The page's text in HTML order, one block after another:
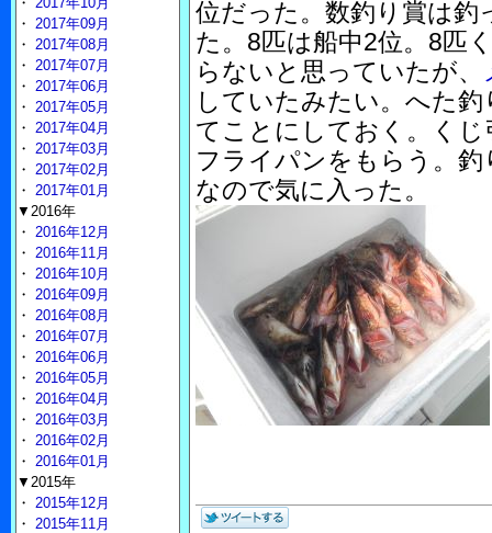
位だった。数釣り賞は釣
た。8匹は船中2位。8匹
らないと思っていたが、
していたみたい。へた
てことにしておく。く
フライパンをもらう。
なので気に入った。
・ 2017年09月
・ 2017年08月
・ 2017年07月
・ 2017年06月
・ 2017年05月
・ 2017年04月
・ 2017年03月
・ 2017年02月
・ 2017年01月
▼2016年
・ 2016年12月
・ 2016年11月
・ 2016年10月
・ 2016年09月
・ 2016年08月
・ 2016年07月
・ 2016年06月
・ 2016年05月
・ 2016年04月
・ 2016年03月
・ 2016年02月
・ 2016年01月
▼2015年
・ 2015年12月
・ 2015年11月